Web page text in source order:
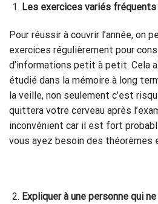
Les exercices variés fréquents
Pour réussir à couvrir l’année, on
exercices régulièrement pour
d’informations petit à petit. Cela
étudié dans la mémoire à long
la veille, non seulement c’est
quittera votre cerveau après
inconvénient car il est fort
vous ayez besoin des théorèmes
Expliquer à une personne qui